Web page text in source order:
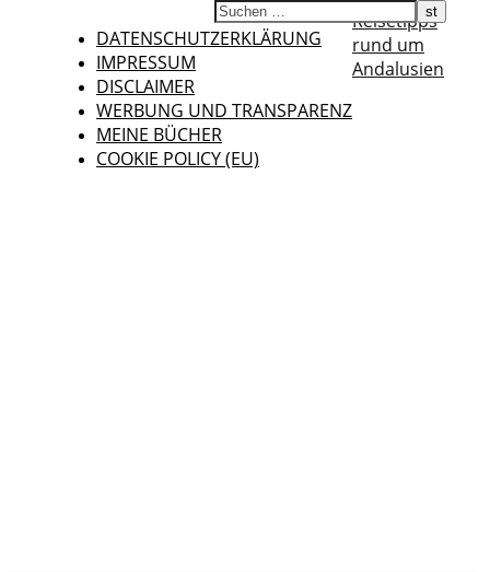
DATENSCHUTZERKLÄRUNG
IMPRESSUM
DISCLAIMER
WERBUNG UND TRANSPARENZ
MEINE BÜCHER
COOKIE POLICY (EU)
Reisetipps
rund um
Andalusien